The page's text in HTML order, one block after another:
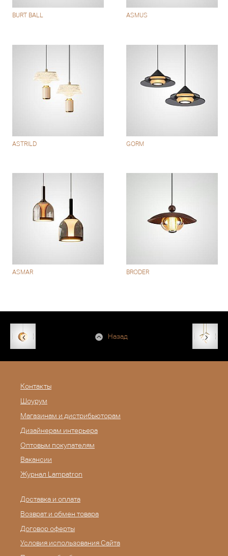
BURT BALL ASMUS
ASTRILD GORM
ASMAR BRODER
Назад
Контакты
Шоурум
Магазинам и дистрибьюторам
Дизайнерам интерьера
Оптовым покупателям
Вакансии
Журнал Lampatron
Доставка и оплата
Возврат и обмен товара
Договор оферты
Условия использования Сайта